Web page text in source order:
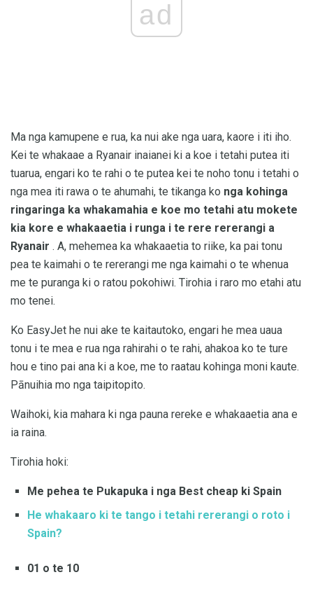
ad
Ma nga kamupene e rua, ka nui ake nga uara, kaore i iti iho.
Kei te whakaae a Ryanair inaianei ki a koe i tetahi putea iti
tuarua, engari ko te rahi o te putea kei te noho tonu i tetahi o
nga mea iti rawa o te ahumahi, te tikanga ko nga kohinga
ringaringa ka whakamahia e koe mo tetahi atu mokete
kia kore e whakaaetia i runga i te rere rererangi a
Ryanair . A, mehemea ka whakaaetia to riike, ka pai tonu
pea te kaimahi o te rererangi me nga kaimahi o te whenua
me te puranga ki o ratou pokohiwi. Tirohia i raro mo etahi atu
mo tenei.
Ko EasyJet he nui ake te kaitautoko, engari he mea uaua
tonu i te mea e rua nga rahirahi o te rahi, ahakoa ko te ture
hou e tino pai ana ki a koe, me to raatau kohinga moni kaute.
Pānuihia mo nga taipitopito.
Waihoki, kia mahara ki nga pauna rereke e whakaaetia ana e
ia raina.
Tirohia hoki:
Me pehea te Pukapuka i nga Best cheap ki Spain
He whakaaro ki te tango i tetahi rererangi o roto i
Spain?
01 o te 10